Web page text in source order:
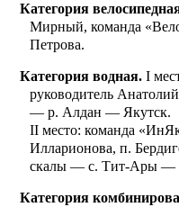
Категория
Мирный, команда
Петрова.
Категория водная.I
руководитель
— р. Алдан — Якутск.
II место: команда
Илларионова, п.
скалы — с. Тит-Ары —
Категория